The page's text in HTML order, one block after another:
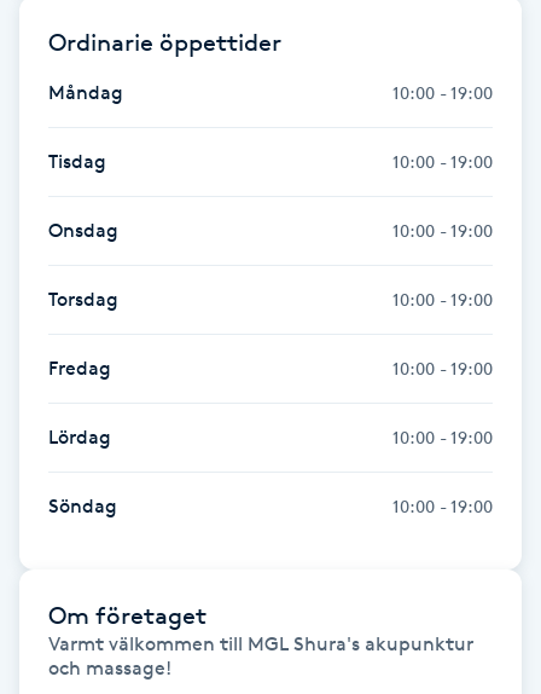
Fotvård
Fransar
Fransborttagning
Fransfärgning
Fransförlängning
Fransförlängning Megavolym
Fransförlängning Volym
Fransk manikyr
Fransrengöring
Ordinarie öppettider
Måndag 10:00 - 19:00
Tisdag 10:00 - 19:00
Onsdag 10:00 - 19:00
Torsdag 10:00 - 19:00
Fredag 10:00 - 19:00
Lördag 10:00 - 19:00
Söndag 10:00 - 19:00
Om företaget
Varmt välkommen till MGL Shura's akupunktur
och massage!